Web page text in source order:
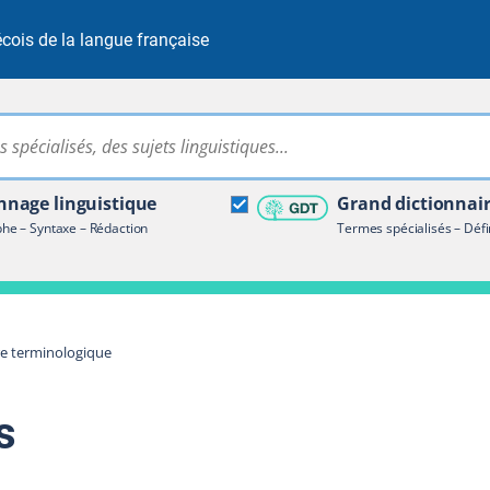
de la langue française
Rechercher dans tout le site
linguistique
– Syntaxe – Rédaction
Grand
Termes spécialisés –
terminologique
terminologique